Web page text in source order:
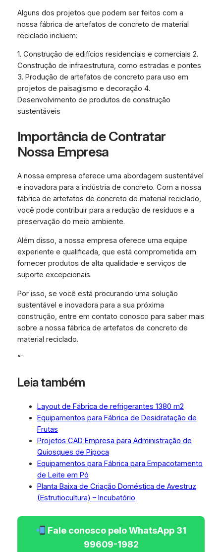
Alguns dos projetos que podem ser feitos com a
nossa fábrica de artefatos de concreto de material
reciclado incluem:
1. Construção de edifícios residenciais e comerciais 2.
Construção de infraestrutura, como estradas e pontes
3. Produção de artefatos de concreto para uso em
projetos de paisagismo e decoração 4.
Desenvolvimento de produtos de construção
sustentáveis
Importância de Contratar
Nossa Empresa
A nossa empresa oferece uma abordagem sustentável
e inovadora para a indústria de concreto. Com a nossa
fábrica de artefatos de concreto de material reciclado,
você pode contribuir para a redução de resíduos e a
preservação do meio ambiente.
Além disso, a nossa empresa oferece uma equipe
experiente e qualificada, que está comprometida em
fornecer produtos de alta qualidade e serviços de
suporte excepcionais.
Por isso, se você está procurando uma solução
sustentável e inovadora para a sua próxima
construção, entre em contato conosco para saber mais
sobre a nossa fábrica de artefatos de concreto de
material reciclado.
“`
Leia também
Layout de Fábrica de refrigerantes 1380 m2
Equipamentos para Fábrica de Desidratação de
Frutas
Projetos CAD Empresa para Administração de
Quiosques de Pipoca
Equipamentos para Fábrica para Empacotamento
de Leite em Pó
Planta Baixa de Criação Doméstica de Avestruz
(Estrutiocultura) – Incubatório
Fale conosco pelo WhatsApp 31
99609-1982